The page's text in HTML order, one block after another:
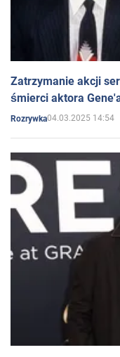
Zatrzymanie akcji
śmierci aktora
Rozrywka04.03.2025 14:54